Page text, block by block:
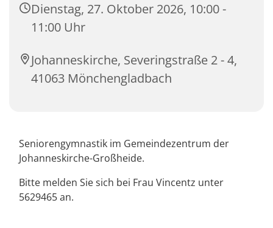
Dienstag, 27. Oktober 2026, 10:00 -
11:00 Uhr
Johanneskirche, Severingstraße 2 - 4,
41063 Mönchengladbach
Seniorengymnastik im Gemeindezentrum der
Johanneskirche-Großheide.
Bitte melden Sie sich bei Frau Vincentz unter
5629465 an.